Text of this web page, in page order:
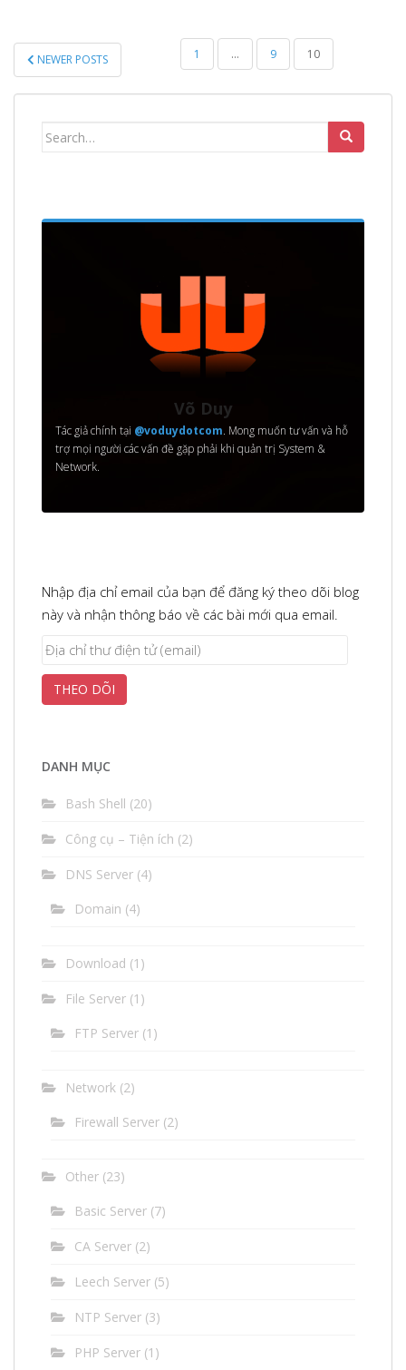
ĐIỀU
HƯỚNG
BÀI
NEWER POSTS 1 … 9 10
Search
Võ Duy
Tác giả chính tại @voduydotcom. Mong muốn tư vấn và hỗ
trợ mọi người các vấn đề gặp phải khi quản trị System &
Network.
Nhập địa chỉ email của bạn để đăng ký theo dõi blog
này và nhận thông báo về các bài mới qua email.
Địa
thư
(email)
THEO DÕI
DANH MỤC
Bash Shell (20)
Công cụ – Tiện ích (2)
DNS Server (4)
Domain (4)
Download (1)
File Server (1)
FTP Server (1)
Network (2)
Firewall Server (2)
Other (23)
Basic Server (7)
CA Server (2)
Leech Server (5)
NTP Server (3)
PHP Server (1)